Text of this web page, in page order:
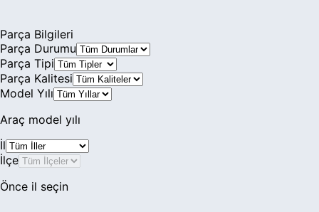
Daihatsu
DFM
DS Automobiles
Eagle
Parça Bilgileri
Parça Durumu
Parça Tipi
Parça Kalitesi
Model Yılı
Araç model yılı
İl
İlçe
Önce il seçin